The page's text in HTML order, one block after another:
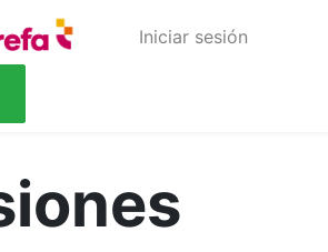
Iniciar sesión